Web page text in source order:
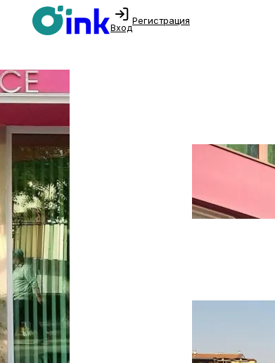
Вход
Регистрация